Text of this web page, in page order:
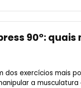
90º:
dos exercícios mais
a musculatura